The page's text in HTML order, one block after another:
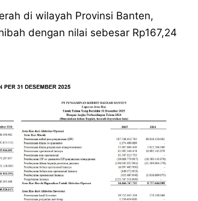
di wilayah Provinsi Banten,
dengan nilai sebesar Rp167,24